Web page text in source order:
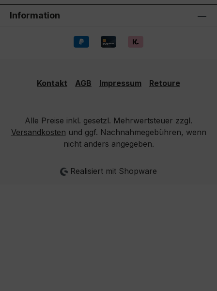
Information
Kontakt AGB Impressum Retoure
Alle Preise inkl. gesetzl. Mehrwertsteuer zzgl.
Versandkosten und ggf. Nachnahmegebühren, wenn
nicht anders angegeben.
Realisiert mit Shopware